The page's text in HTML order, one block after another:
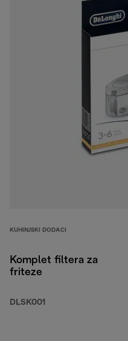
KUHINJSKI DODACI
Komplet filtera za
friteze
DLSK001